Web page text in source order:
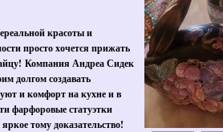
красоты и
просто хочется прижать
Компания Андреа Сидек
долгом создавать
и комфорт на кухне и в
фарфоровые статуэтки
тому доказательство!